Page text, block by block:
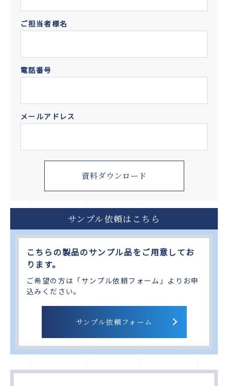
ご担当者様名
電話番号
メールアドレス
サンプル依頼はこちら
こちらの製品のサンプル品をご用意してお
ります。
ご希望の方は「サンプル依頼フォーム」よりお申
込みください。
サンプル依頼フォーム